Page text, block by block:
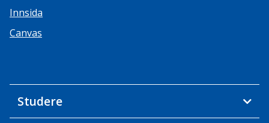
Innsida
Canvas
Studere